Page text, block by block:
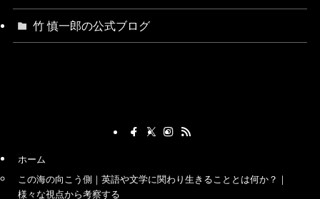
竹 慎一郎の公式ブログ
ホーム
この海の向こう側｜英語や文学に関わり生きることとは何か？｜
様々な視点から考察する